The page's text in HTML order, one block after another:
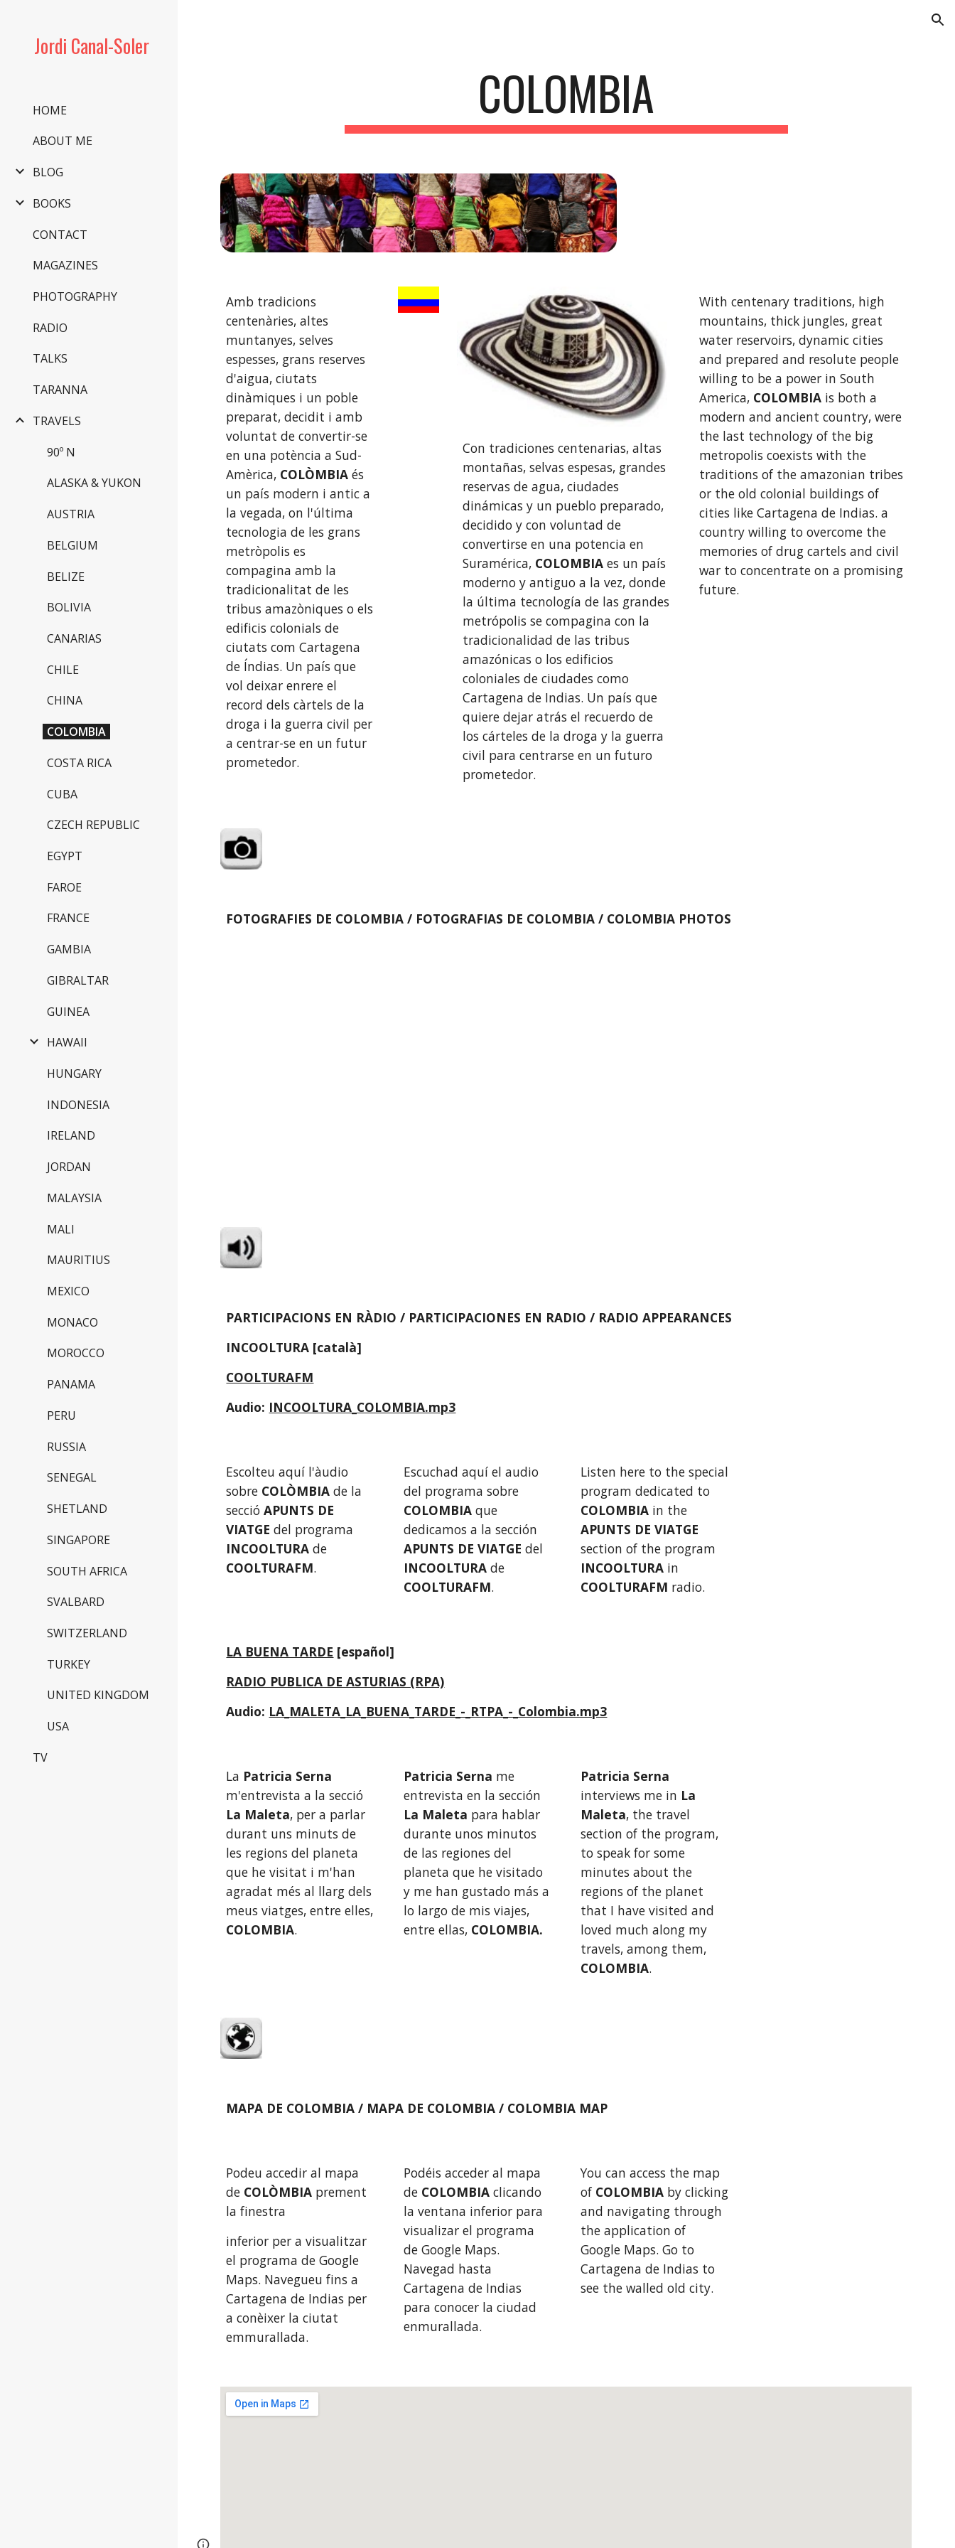
Jordi Canal-Soler
HOME
ABOUT ME
BLOG
BOOKS
CONTACT
MAGAZINES
PHOTOGRAPHY
RADIO
TALKS
TARANNA
TRAVELS
90º N
ALASKA & YUKON
AUSTRIA
BELGIUM
BELIZE
BOLIVIA
CANARIAS
CHILE
CHINA
COLOMBIA
COSTA RICA
CUBA
CZECH REPUBLIC
EGYPT
FAROE
FRANCE
GAMBIA
GIBRALTAR
GUINEA
HAWAII
HUNGARY
INDONESIA
IRELAND
JORDAN
MALAYSIA
MALI
MAURITIUS
MEXICO
MONACO
MOROCCO
PANAMA
PERU
RUSSIA
SENEGAL
SHETLAND
SINGAPORE
SOUTH AFRICA
SVALBARD
SWITZERLAND
TURKEY
UNITED KINGDOM
USA
TV
COLOMBIA
Amb tradicions
centenàries, altes
muntanyes, selves
espesses, grans reserves
d'aigua, ciutats
dinàmiques i un poble
preparat, decidit i amb
voluntat de convertir-se
en una potència a Sud-
Amèrica, COLÒMBIA és
un país modern i antic a
la vegada, on l'última
tecnologia de les grans
metròpolis es
compagina amb la
tradicionalitat de les
tribus amazòniques o els
edificis colonials de
ciutats com Cartagena
de Índias. Un país que
vol deixar enrere el
record dels càrtels de la
droga i la guerra civil per
a centrar-se en un futur
prometedor.
Con tradiciones centenarias, altas
montañas, selvas espesas, grandes
reservas de agua, ciudades
dinámicas y un pueblo preparado,
decidido y con voluntad de
convertirse en una potencia en
Suramérica, COLOMBIA es un país
moderno y antiguo a la vez, donde
la última tecnología de las grandes
metrópolis se compagina con la
tradicionalidad de las tribus
amazónicas o los edificios
coloniales de ciudades como
Cartagena de Indias. Un país que
quiere dejar atrás el recuerdo de
los cárteles de la droga y la guerra
civil para centrarse en un futuro
prometedor.
With centenary traditions, high
mountains, thick jungles, great
water reservoirs, dynamic cities
and prepared and resolute people
willing to be a power in South
America, COLOMBIA is both a
modern and ancient country, were
the last technology of the big
metropolis coexists with the
traditions of the amazonian tribes
or the old colonial buildings of
cities like Cartagena de Indias. a
country willing to overcome the
memories of drug cartels and civil
war to concentrate on a promising
future.
FOTOGRAFIES DE COLOMBIA / FOTOGRAFIAS DE COLOMBIA / COLOMBIA PHOTOS
PARTICIPACIONS EN RÀDIO / PARTICIPACIONES EN RADIO / RADIO APPEARANCES
INCOOLTURA [català]
COOLTURAFM
Audio: INCOOLTURA_COLOMBIA.mp3
Escolteu aquí l'àudio
sobre COLÒMBIA de la
secció APUNTS DE
VIATGE
INCOOLTURA
COOLTURAFM.
Escuchad aquí el audio
del programa sobre
COLOMBIA que
APUNTS DE VIATGE
INCOOLTURA
de
COOLTURAFM.
Listen here to the special
COLOMBIA
INCOOLTURA
COOLTURAFM radio.
LA BUENA TARDE [español]
RADIO PUBLICA DE ASTURIAS (RPA)
Audio: LA_MALETA_LA_BUENA_TARDE_-_RTPA_-_Colombia.mp3
La Patricia Serna
La Maleta, per a parlar
durant uns minuts de
les regions del planeta
que he visitat i m'han
agradat més al llarg dels
COLOMBIA.
Patricia Serna me
La Maleta para hablar
durante unos minutos
de las regiones del
planeta que he visitado
y me han gustado más a
lo largo de mis viajes,
entre ellas, COLOMBIA.
Patricia Serna
interviews me in La
Maleta, the travel
section of the program,
to speak for some
minutes about the
regions of the planet
that I have visited and
loved much along my
COLOMBIA.
MAPA DE COLOMBIA / MAPA DE COLOMBIA / COLOMBIA MAP
Podeu accedir al mapa
de COLÒMBIA prement
la finestra
inferior per a visualitzar
el programa de Google
Maps. Navegueu fins a
Cartagena de Indias per
a conèixer la ciutat
emmurallada.
Podéis acceder al mapa
de COLOMBIA clicando
la ventana inferior para
visualizar el programa
de Google Maps.
Navegad hasta
Cartagena de Indias
para conocer la ciudad
enmurallada.
You can access the map
of COLOMBIA by clicking
and navigating through
the application of
Google Maps. Go to
Cartagena de Indias to
see the walled old city.